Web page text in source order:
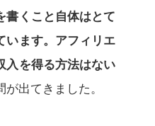
書くこと自体はとて
います。アフィリエ
入を得る方法はない
出てきました。